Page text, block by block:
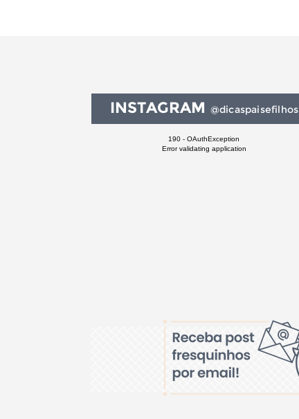
INSTAGRAM @dicaspaisefilhos
190 - OAuthException
Error validating application